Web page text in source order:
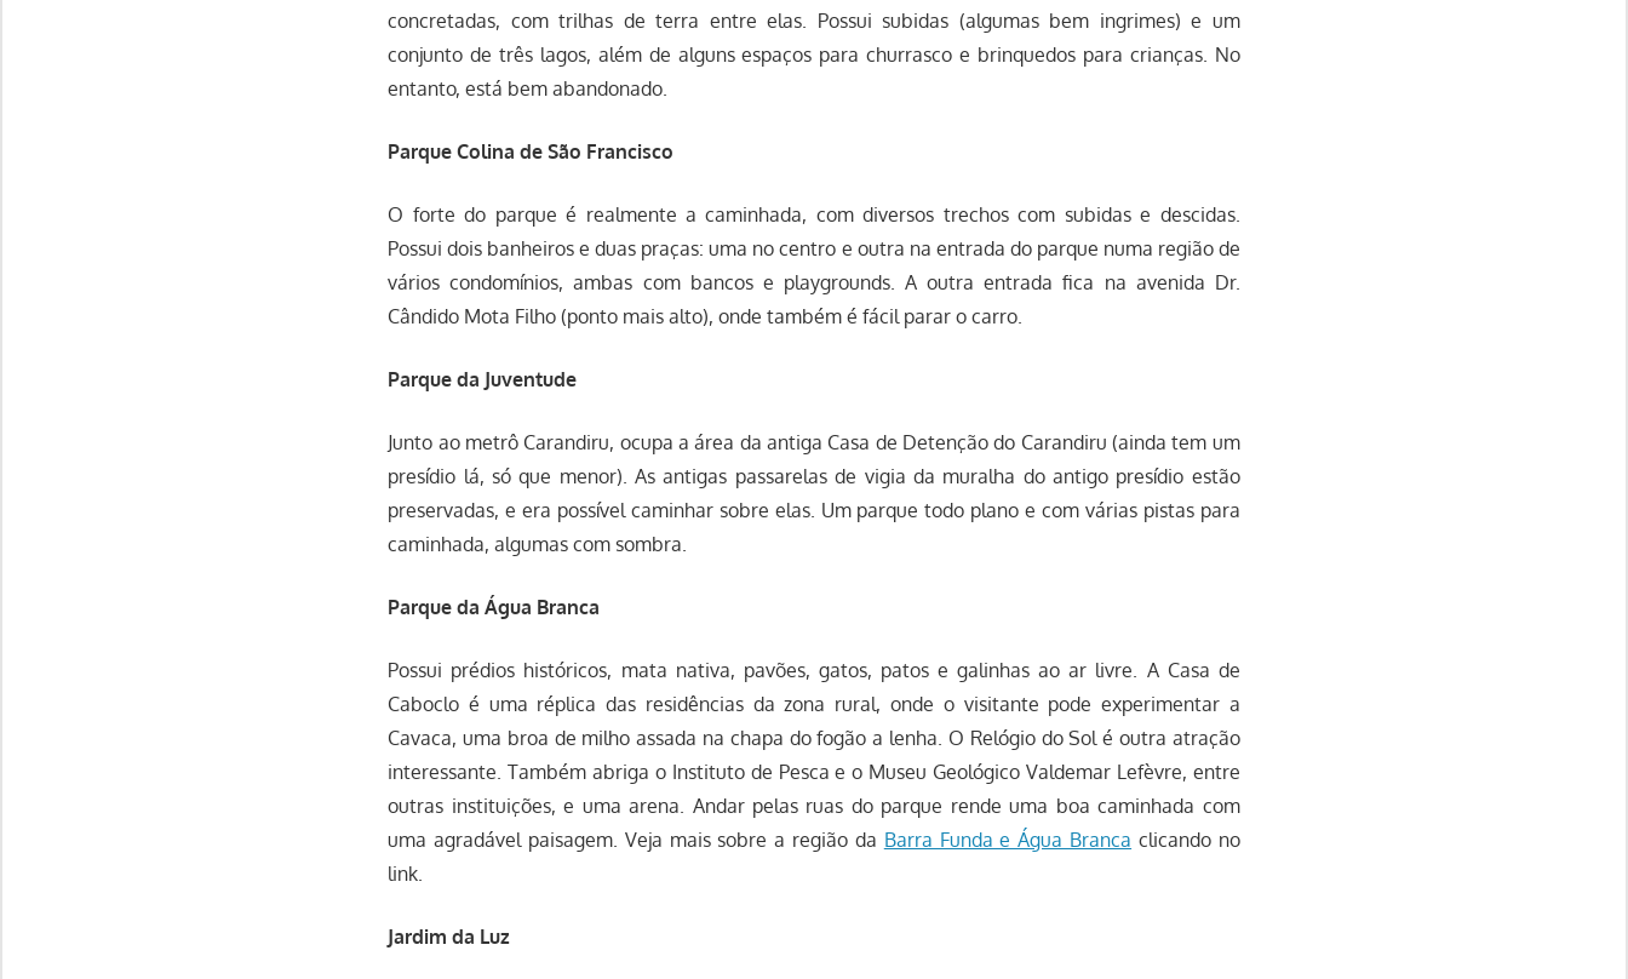
concretadas, com trilhas de terra entre elas. Possui subidas (algumas bem ingrimes) e um
conjunto de três lagos, além de alguns espaços para churrasco e brinquedos para crianças. No
entanto, está bem abandonado.
Parque Colina de São Francisco
O forte do parque é realmente a caminhada, com diversos trechos com subidas e descidas.
Possui dois banheiros e duas praças: uma no centro e outra na entrada do parque numa região de
vários condomínios, ambas com bancos e playgrounds. A outra entrada fica na avenida Dr.
Cândido Mota Filho (ponto mais alto), onde também é fácil parar o carro.
Parque da Juventude
Junto ao metrô Carandiru, ocupa a área da antiga Casa de Detenção do Carandiru (ainda tem um
presídio lá, só que menor). As antigas passarelas de vigia da muralha do antigo presídio estão
preservadas, e era possível caminhar sobre elas. Um parque todo plano e com várias pistas para
caminhada, algumas com sombra.
Parque da Água Branca
Possui prédios históricos, mata nativa, pavões, gatos, patos e galinhas ao ar livre. A Casa de
Caboclo é uma réplica das residências da zona rural, onde o visitante pode experimentar a
Cavaca, uma broa de milho assada na chapa do fogão a lenha. O Relógio do Sol é outra atração
interessante. Também abriga o Instituto de Pesca e o Museu Geológico Valdemar Lefèvre, entre
outras instituições, e uma arena. Andar pelas ruas do parque rende uma boa caminhada com
uma agradável paisagem. Veja mais sobre a região da Barra Funda e Água Branca clicando no
link.
Jardim da Luz